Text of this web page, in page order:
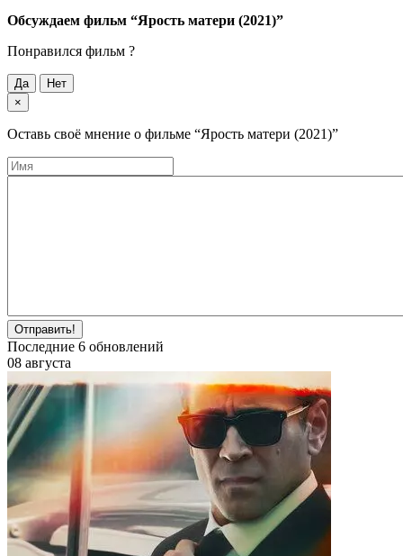
Обсуждаем фильм “Ярость матери (2021)”
Понравился фильм ?
Да
Нет
×
Оставь своё мнение о фильме “Ярость матери (2021)”
Отправить!
Последние 6 обновлений
08 августа